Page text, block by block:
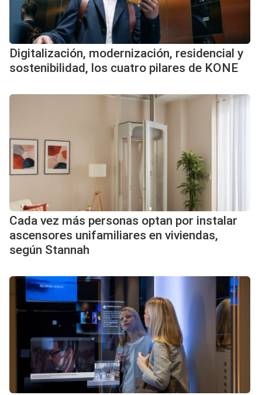
Digitalización, modernización, residencial y
sostenibilidad, los cuatro pilares de KONE
Cada vez más personas optan por instalar
ascensores unifamiliares en viviendas,
según Stannah